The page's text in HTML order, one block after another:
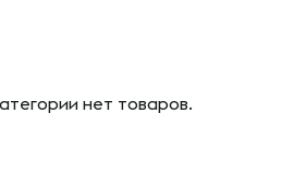
нет товаров.